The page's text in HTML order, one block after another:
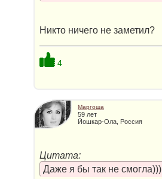
Никто ничего не заметил?
4
Маргоша
59 лет
Йошкар-Ола, Россия
Цитата:
Даже я бы так не смогла)))